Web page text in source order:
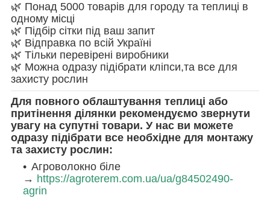
🌿 Понад 5000 товарів для городу та теплиці в
одному місці
🌿 Підбір сітки під ваш запит
🌿 Відправка по всій Україні
🌿 Тільки перевірені виробники
🌿 Можна одразу підібрати кліпси,та все для
захисту рослин
Для повного облаштування теплиці або
притінення ділянки рекомендуємо звернути
увагу на супутні товари. У нас ви можете
одразу підібрати все необхідне для монтажу
та захисту рослин:
Агроволокно біле
→ https://agroterem.com.ua/ua/g84502490-
agrin